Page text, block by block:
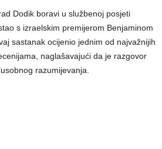
Dodik boravi u službenoj posjeti
s izraelskim premijerom Benjaminom
sastanak ocijenio jednim od najvažnijih
naglašavajući da je razgovor
razumijevanja.